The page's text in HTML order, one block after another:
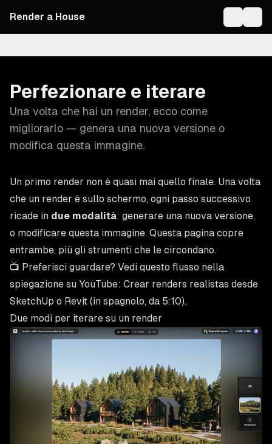
Render a House
Perfezionare e iterare
Una volta che hai un render, ecco come
migliorarlo — genera una nuova versione o
modifica questa immagine.
Un primo render non è quasi mai quello finale. Una volta
che un render è sullo schermo, ogni passo successivo
ricade in due modalità: generare una nuova versione,
o modificare questa immagine. Questa pagina copre
entrambe, più gli strumenti che le circondano.
📺 Preferisci guardare? Vedi questo flusso nella
spiegazione su YouTube: Crear renders realistas desde
SketchUp o Revit (in spagnolo, da 5:10).
Due modi per iterare su un render